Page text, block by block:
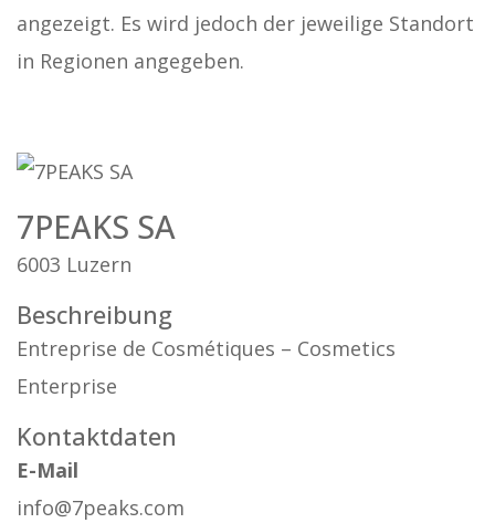
angezeigt. Es wird jedoch der jeweilige Standort
in Regionen angegeben.
7PEAKS SA
6003 Luzern
Beschreibung
Entreprise de Cosmétiques – Cosmetics
Enterprise
Kontaktdaten
E-Mail
info@7peaks.com